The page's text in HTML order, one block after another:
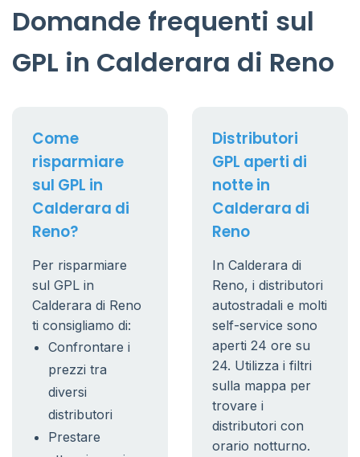
Domande frequenti sul
GPL in Calderara di Reno
Come
risparmiare
sul GPL in
Calderara di
Reno?
Per risparmiare
sul GPL in
Calderara di Reno
ti consigliamo di:
Confrontare i
prezzi tra
diversi
distributori
Prestare
Distributori
GPL aperti di
notte in
Calderara di
Reno
In Calderara di
Reno, i distributori
autostradali e molti
self-service sono
aperti 24 ore su
24. Utilizza i filtri
sulla mappa per
trovare i
distributori con
orario notturno.